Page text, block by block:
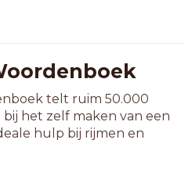
telt ruim 50.000
het zelf maken van een
hulp bij rijmen en